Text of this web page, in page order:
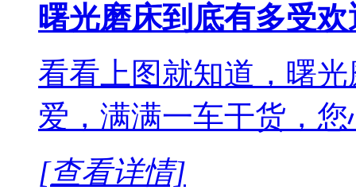
曙光磨床到底有多受欢
看看上图就知道，曙
爱，满满一车干货，
[查看详情]